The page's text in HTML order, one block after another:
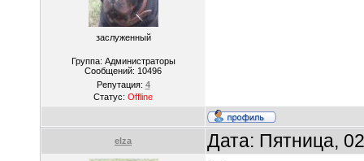
заслуженный
Группа: Администраторы
Сообщений: 10496
Репутация: 4
Статус: Offline
elza Дата: Пятница,